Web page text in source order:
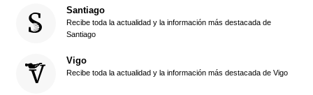
Santiago
Recibe toda la actualidad y la información más destacada de
Santiago
Vigo
Recibe toda la actualidad y la información más destacada de Vigo